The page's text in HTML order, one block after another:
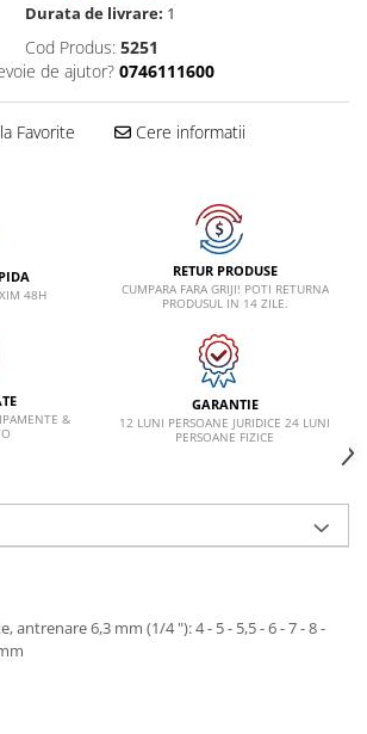
Durata de livrare: 1
Cod Produs: 5251
de ajutor? 0746111600
Favorite Cere informatii
48H
RETUR PRODUSE
CUMPARA FARA GRIJI! POTI RETURNA
PRODUSUL IN 14 ZILE.
&
GARANTIE
12 LUNI PERSOANE JURIDICE 24 LUNI
PERSOANE FIZICE
antrenare 6,3 mm (1/4 "): 4 - 5 - 5,5 - 6 - 7 - 8 -